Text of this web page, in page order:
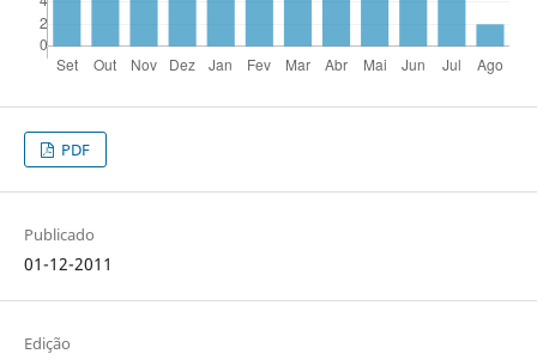
PDF
Publicado
01-12-2011
Edição